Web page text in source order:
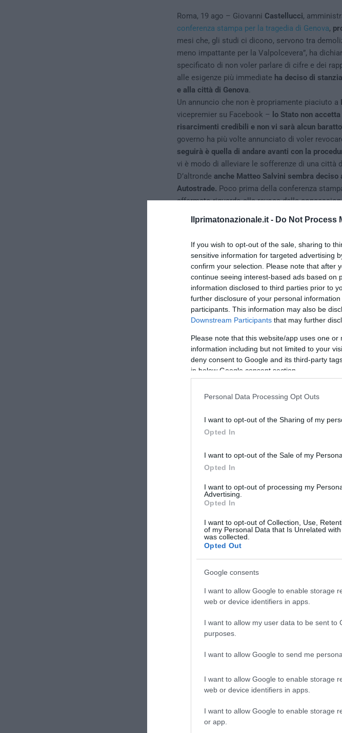
Ilprimatonazionale.it - Do Not Process
If you wish to opt-out of the sale, sharing to
sensitive information for targeted advertising
confirm your selection. Please note that after
continue seeing interest-based ads based on
information disclosed to third parties prior to
further disclosure of your personal
participants. This information may also be
Downstream Participants that may further
Please note that this website/app uses one
information including but not limited to your
deny consent to Google and its third-party
in below Google consent section.
Personal Data Processing Opt Outs
I want to opt-out of the Sharing of my
Opted In
I want to opt-out of the Sale of my
Opted In
I want to opt-out of processing my
Advertising.
Opted In
I want to opt-out of Collection, Use,
of my Personal Data that Is Unrelated
was collected.
Opted Out
Google consents
I want to allow Google to enable storage
web or device identifiers in apps.
I want to allow my user data to be sent to
purposes.
I want to allow Google to send me
I want to allow Google to enable storage
web or device identifiers in apps.
I want to allow Google to enable storage
or app.
Roma, 19 ago – Giovanni Castellucci,
conferenza stampa per la tragedia di Genova,
mesi che, gli studi ci dicono, servono tra
meno impattante per la Valpolcevera”, ha
specificato di non voler parlare di cifre e dei
alle esigenze più immediate ha deciso di
e alla città di Genova
Un annuncio che non è propriamente piaciuto a
vicepremier su Facebook – lo Stato non
risarcimenti credibili e non vi sarà alcun
governo ha più volte annunciato di voler
seguirà è quella di andare avanti con la
vi è modo di alleviare le sofferenze di una città
D’altronde anche Matteo Salvini sembra deciso
Autostrade. Poco prima della conferenza
affermato riguardo alla revoca della
secco: “E’ solo il minimo sindacale”.
LA REDAZIONE
Islam e occidente: la grande illusione di una
possibile "integrazione"